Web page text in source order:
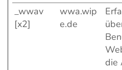
_wwav
[x2]
wwa.wip
e.de
die